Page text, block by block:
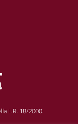
L.R. 18/2000.